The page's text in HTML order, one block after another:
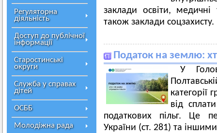
Регуляторна
діяльність
Доступ до публічної
інформації
Старостинські
округи
Служба у справах
дітей
ОСББ
Молодіжна рада
заклади освіти, медичні
також заклади соцзахисту.
Податок на землю:
У
категорії
від
податкових пільг. Це
України (ст. 281) та